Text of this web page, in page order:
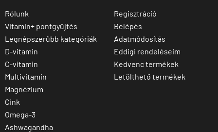
Rólunk
Vitamin+ pontgyűjtés
Legnépszerűbb kategóriák
D-vitamin
C-vitamin
Multivitamin
Magnézium
Cink
Omega-3
Ashwagandha
Regisztráció
Belépés
Adatmódosítás
Eddigi rendeléseim
Kedvenc termékek
Letölthető termékek